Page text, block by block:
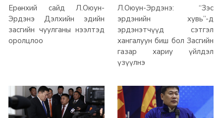
Ерөнхий сайд Л.Оюун-
Эрдэнэ Дэлхийн эдийн
засгийн чуулганы нээлтэд
оролцлоо
Л.Оюун-Эрдэнэ: “Зэс
эрдэнийн хувь”-д
эрдэнэтчүүд сэтгэл
хангалуун биш бол Засгийн
газар хариу үйлдэл
үзүүлнэ